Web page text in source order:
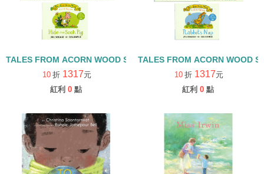
TALES FROM ACORN WOOD STORY COLLECTION 觀察探索組/
10 折 1317元
紅利 0 點
TALES FROM ACORN WOOD
10 折 1317元
紅利 0 點